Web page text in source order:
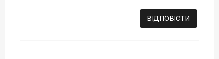
ВІДПОВІCТИ